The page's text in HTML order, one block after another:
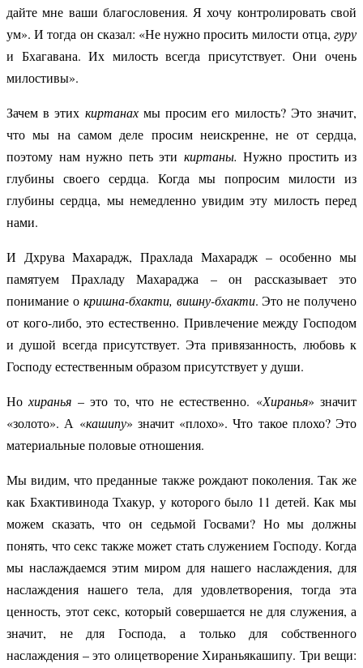
дайте мне ваши благословения. Я хочу контролировать свой
ум». И тогда он сказал: «Не нужно просить милости отца, гуру
и Бхагавана. Их милость всегда присутствует. Они очень
милостивы».
Зачем в этих киртанах мы просим его милость? Это значит,
что мы на самом деле просим неискренне, не от сердца,
поэтому нам нужно петь эти киртаны. Нужно простить из
глубины своего сердца. Когда мы попросим милости из
глубины сердца, мы немедленно увидим эту милость перед
нами.
И Дхрува Махарадж, Прахлада Махарадж – особенно мы
памятуем Прахладу Махараджа – он рассказывает это
понимание о кришна-бхакти, вишну-бхакти. Это не получено
от кого-либо, это естественно. Привлечение между Господом
и душой всегда присутствует. Эта привязанность, любовь к
Господу естественным образом присутствует у души.
Нохиранья – это то, что не естественно. «Хиранья» значит
«золото». А «кашипу» значит «плохо». Что такое плохо? Это
материальные половые отношения.
Мы видим, что преданные также рождают поколения. Так же
как Бхактивинода Тхакур, у которого было 11 детей. Как мы
можем сказать, что он седьмой Госвами? Но мы должны
понять, что секс также может стать служением Господу. Когда
мы наслаждаемся этим миром для нашего наслаждения, для
наслаждения нашего тела, для удовлетворения, тогда эта
ценность, этот секс, который совершается не для служения, а
значит, не для Господа, а только для собственного
наслаждения – это олицетворение Хираньякашипу. Три вещи: